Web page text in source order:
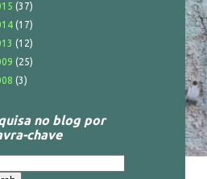
(37)
(17)
(12)
(25)
(3)
no blog por
chave